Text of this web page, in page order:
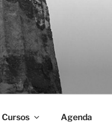
Agenda